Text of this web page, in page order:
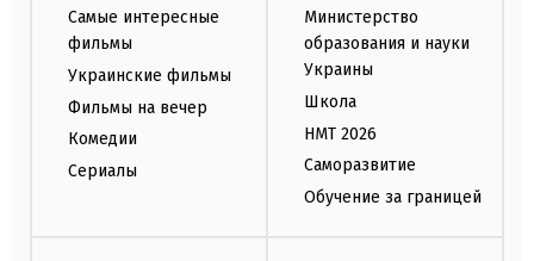
Самые интересные
фильмы
Украинские фильмы
Фильмы на вечер
Комедии
Сериалы
Министерство
образования и науки
Украины
Школа
НМТ 2026
Саморазвитие
Обучение за границей